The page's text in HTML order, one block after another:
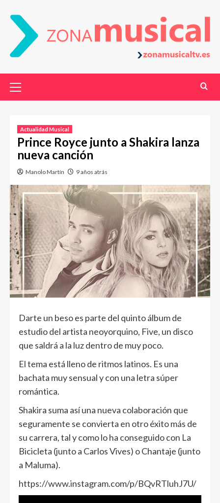
Actualidad Musical
Prince Royce junto a Shakira lanza
nueva canción
Manolo Martín 9 años atrás
Darte un beso es parte del quinto álbum de
estudio del artista neoyorquino, Five, un disco
que saldrá a la luz dentro de muy poco.
El tema está lleno de ritmos latinos. Es una
bachata muy sensual y con una letra súper
romántica.
Shakira suma así una nueva colaboración que
seguramente se convierta en otro éxito más de
su carrera, tal y como lo ha conseguido con La
Bicicleta (junto a Carlos Vives) o Chantaje (junto
a Maluma).
https://www.instagram.com/p/BQvRTluhJ7U/